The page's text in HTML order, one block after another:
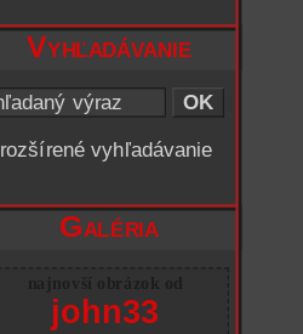
Vyhľadávanie
rozšírené vyhľadávanie
Galéria
john33